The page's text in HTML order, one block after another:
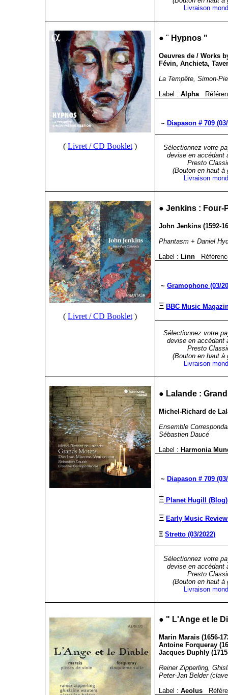
Livraison
( Livret / CD Booklet )
●" Hypnos "
Oeuvres de / Works
Févin, Anchieta,
La Tempête, Simon-
Label :Alpha
~ Diapason # 709
Sélectionnez votre
devise en accédant
Presto
(Bouton en haut à
Livraison
( Livret / CD Booklet )
●Jenkins : Four-
John Jenkins (1592-
Phantasm + Daniel
Label : Linn
~Gramophone (03/
ΞBBC Music
Sélectionnez votre
devise en accédant
Presto
(Bouton en haut à
Livraison
● Lalande :
Michel-Richard de
Ensemble
Sébastien Daucé
Label : Harmonia
~ Diapason # 709
Ξ Planet Hugill
ΞEarly Music Review
ΞStretto (03/2022)
Sélectionnez votre
devise en accédant
Presto
(Bouton en haut à
Livraison
● " L'Ange et le
Marin Marais (1656-
Antoine Forqueray
Jacques Duphly
Reiner Zipperling,
Peter-Jan Belder
Label :Aeolus